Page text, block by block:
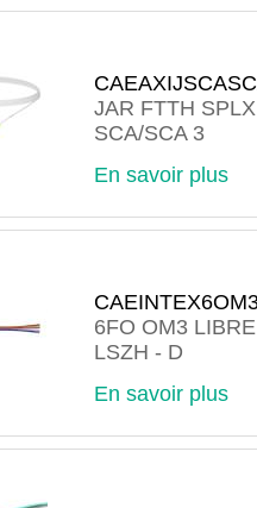
JAR FTTH
SCA/SCA 3
En savoir plus
6FO OM3
LSZH - D
En savoir plus